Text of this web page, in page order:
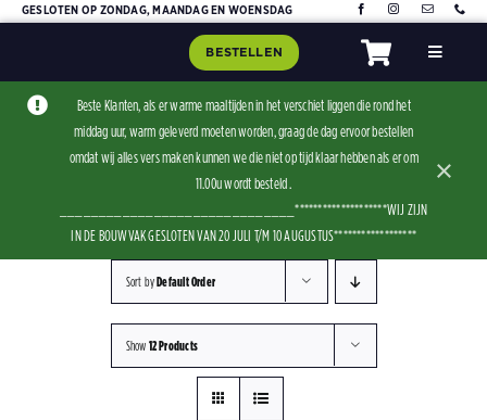
GESLOTEN OP ZONDAG, MAANDAG EN WOENSDAG
Toggle
Contact
BESTELLEN
Beste Klanten, als er warme maaltijden in het verschiet liggen die rond het
middag uur, warm geleverd moeten worden, graag de dag ervoor bestellen
omdat wij alles vers maken kunnen we die niet op tijd klaar hebben als er om
11.00u wordt besteld .
______________________________********************WIJ ZIJN
IN DE BOUWVAK GESLOTEN VAN 20 JULI T/M 10 AUGUSTUS******************
×
Sort byDefault Order
Show12 Products